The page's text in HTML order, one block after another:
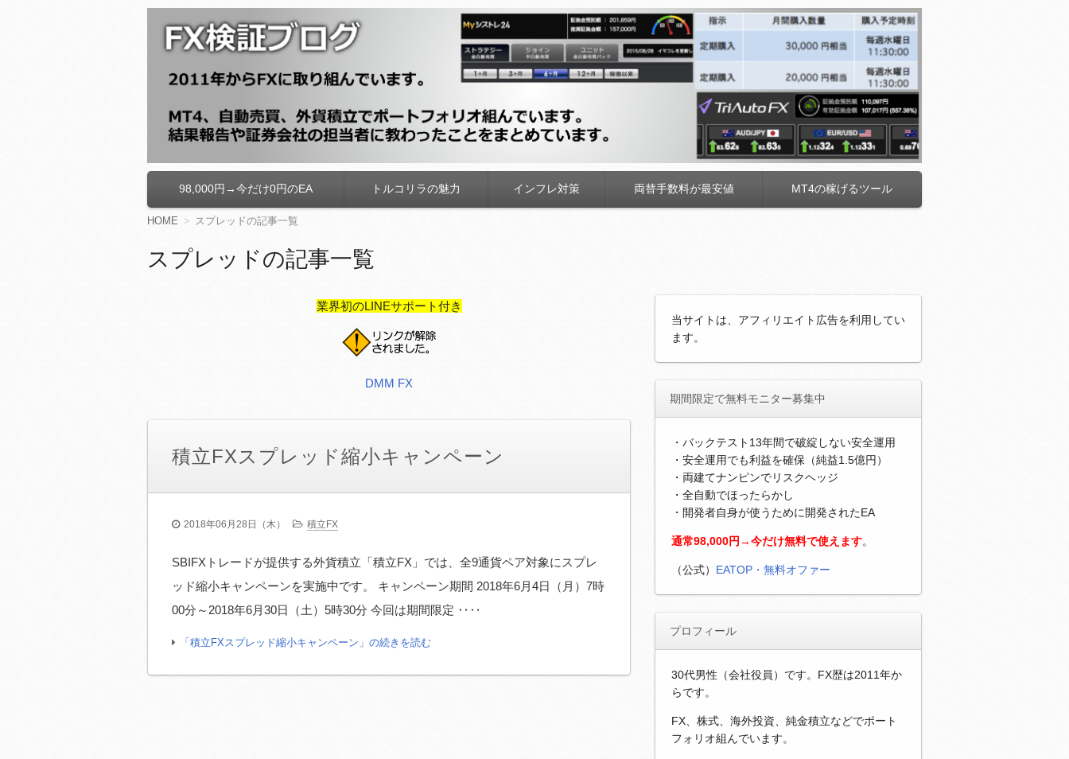
FX検証ブログ
ン
テ
ツ
へ
98,000円→今だけ0円のEA トルコリラの魅力 インフレ対策 両替手数料が最安値 MT4の稼げるツール
HOME スプレッドの記事一覧
スプレッドの記事一覧
業界初のLINEサポート付き
DMM FX
積立FXスプレッド縮小キャンペーン
2018年06月28日（木） 積立FX
SBIFXトレードが提供する外貨積立「積立FX」では、全9通貨ペア対象にスプレ
ッド縮小キャンペーンを実施中です。 キャンペーン期間 2018年6月4日（月）7時
00分～2018年6月30日（土）5時30分 今回は期間限定 ‥‥
「積立FXスプレッド縮小キャンペーン」の続きを読む
当サイトは、アフィリエイト広告を利用してい
ます。
期間限定で無料モニター募集中
・バックテスト13年間で破綻しない安全運用
・安全運用でも利益を確保（純益1.5億円）
・両建てナンピンでリスクヘッジ
・全自動でほったらかし
・開発者自身が使うために開発されたEA
通常98,000円→今だけ無料で使えます。
（公式） EATOP・無料オファー
プロフィール
30代男性（会社役員）です。FX歴は2011年か
らです。
FX、株式、海外投資、純金積立などでポート
フォリオ組んでいます。